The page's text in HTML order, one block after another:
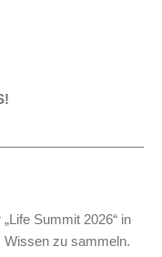
Summit 2026“ in
Wissen zu sammeln.